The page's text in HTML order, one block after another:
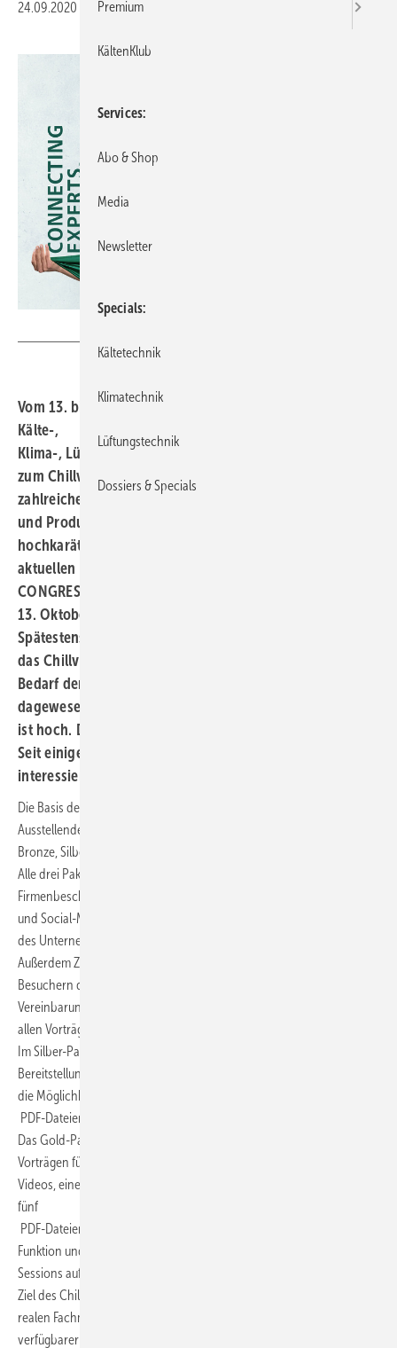
24.09.2020 Druckvorschau
Vom 13. bis 15. Oktober 2020 trifft sich die internationale
Kälte-,
Klima-, Lüftungs- und Wärmepumpen Community online
zum Chillventa eSpecial. Das virtuelle Event hält
zahlreiche Highlights bereit: Neben den Firmenprofilen
und Produktpräsentationen erwartet die Teilnehmer ein
hochkarätiges Vortragsprogramm mit spannenden
aktuellen Branchenthemen. Auch der Chillventa
CONGRESS am
13. Oktober findet in diesem Jahr virtuell statt.
Spätestens nach dem Start der Ausstelleranmeldung für
das Chillventa eSpecial Anfang August wurde klar: Der
Bedarf der Branche, sich in diesen noch nie
dagewesenen Zeiten zu vernetzen und auszutauschen,
ist hoch. Das Chillventa eSpecial bietet diese Plattform.
Seit einigen Tagen ist nun auch der Ticketshop für
interessierte Besucher geöffnet.
Die Basis des Events sind die Firmenprofile der Aussteller.
Ausstellende Unternehmen können sich für eines der drei Pakete
Bronze, Silber oder Gold entscheiden.
Alle drei Pakete bieten das Basis-Firmenprofil inklusive
Firmenbeschreibung, Logo, Kontaktinformationen, Links zur Webseite
und Social-Media-Kanälen, Zuordnung von Personen als Mitarbeiter
des Unternehmens und Support bei der Erstellung des Profils.
Außerdem Zugang zum virtuellen Matchmaking-System mit den
Besuchern des Events, einen integrierten Chat, die Möglichkeit zur
Vereinbarung von Video-Meetings sowie den Zugang als Besucher zu
allen Vorträgen des Fachprogramms.
Im Silber-Paket werden diese Leistungen zusätzlich ergänzt durch die
Bereitstellung einer Leadliste aller Kontakte nach der Veranstaltung,
die Möglichkeit zur Einbindung von bis zu zehn Produktbildern, zwei
PDF-Dateien und eines Videos.
Das Gold-Paket bietet zusätzlich die Möglichkeit der Einreichung von
Vorträgen für das Fachprogramm, die Einbindung von bis zu fünf
Videos, einer unbegrenzten Anzahl von Produktbildern sowie bis zu
fünf
PDF-Dateien. Eine Direct-Videocall- sowie Push-Nachricht-Versand-
Funktion und bis zu drei virtuelle Roundtables für eigene Web-
Sessions auf der Profilseite sind hier ebenfalls inklusive.
Ziel des Chillventa eSpecials ist es, möglichst viele Aspekte einer
realen Fachmesse in die virtuelle Welt zu übertragen. Die Vielzahl
verfügbarer Kommunikationstools sowie ein umfassendes
Premium
KältenKlub
Services
Abo & Shop
Media
Newsletter
Specials
Kältetechnik
Klimatechnik
Lüftungstechnik
Dossiers & Specials